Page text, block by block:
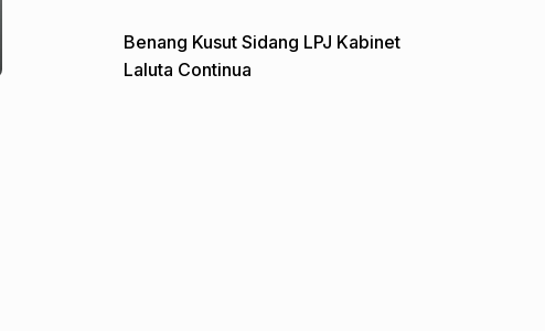
Benang Kusut Sidang LPJ Kabinet
Laluta Continua